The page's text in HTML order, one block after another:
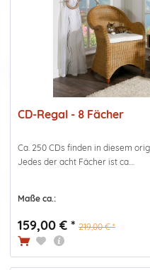
CD-Regal - 8 Fächer
Ca. 250 CDs finden in diesem
Jedes der acht Fächer ist ca....
Maße ca.:
159,00 € * 219,00 € *